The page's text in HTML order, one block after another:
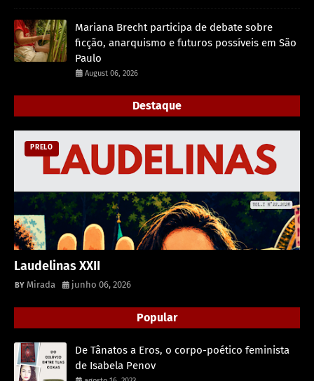
Mariana Brecht participa de debate sobre
ficção, anarquismo e futuros possíveis em São
Paulo
August 06, 2026
Destaque
PRELO
Laudelinas XXII
Mirada junho 06, 2026
Popular
De Tânatos a Eros, o corpo-poético feminista
de Isabela Penov